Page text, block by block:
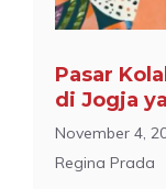
Pasar
di Jogja
November 4,
Regina Prada